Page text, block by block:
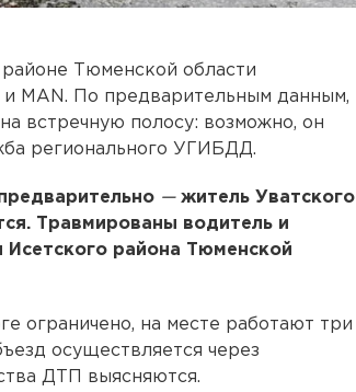
Тюменской области
MAN. По предварительным данным,
встречную полосу: возможно, он
регионального УГИБДД.
— житель Уватского
Травмированы водитель и
Исетского района Тюменской
ограничено, на месте работают три
осуществляется через
ДТП выясняются.